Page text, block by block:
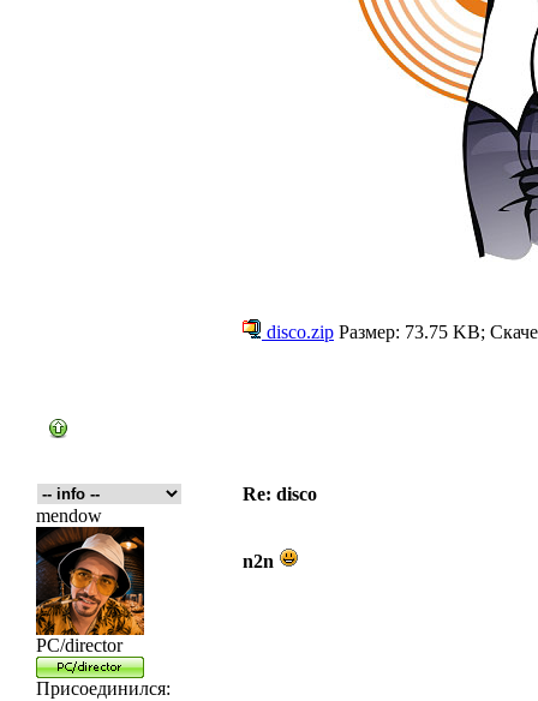
disco.zip Размер: 73.75 KB;
Re: disco
mendow
PC/director
Присоединился:
n2n